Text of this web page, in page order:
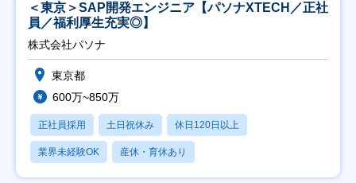
＜東京＞SAP開発エンジニア【パソナXTECH／正社
員／福利厚生充実◎】
株式会社パソナ
東京都
600万~850万
正社員採用 土日祝休み 休日120日以上
業界未経験OK 産休・育休あり